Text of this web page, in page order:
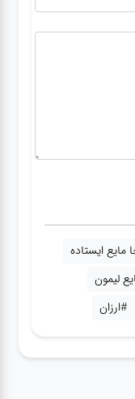
مایع ایستاده
لیمون
#ارزان